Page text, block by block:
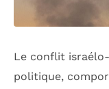
Le conflit
politique,